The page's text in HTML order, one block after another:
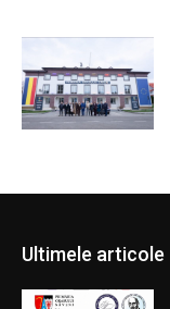
Ultimele articole